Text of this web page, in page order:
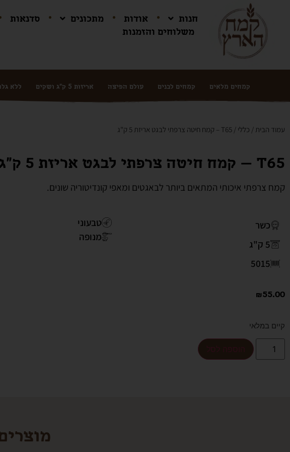
חנות אודות מתכונים סדנאות
משלוחים והזמנות
קמחים מלאים קמחים לבנים עולם הפיצה אריזות 5 ק"ג ושקים ללא
עמוד הבית / כללי / T65 – קמח חיטה צרפתי לבגט אריזת 5 ק"ג
T65 – קמח חיטה צרפתי לבגט אריזת 5 ק"ג
קמח צרפתי איכותי המתאים ביותר לבאגטים ומאפי קונדיטוריה שונים.
כשר
5 ק"ג
5015
טבעוני
מנופה
₪55.00
קיים במלאי